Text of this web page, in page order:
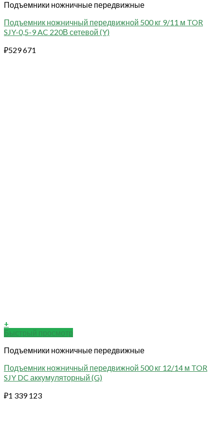
Подъемники ножничные передвижные
Подъемник ножничный передвижной 500 кг 9/11 м TOR
SJY-0,5-9 AC 220В сетевой (Y)
₽529 671
+
Быстрый просмотр
Подъемники ножничные передвижные
Подъемник ножничный передвижной 500 кг 12/14 м TOR
SJY DC аккумуляторный (G)
₽1 339 123